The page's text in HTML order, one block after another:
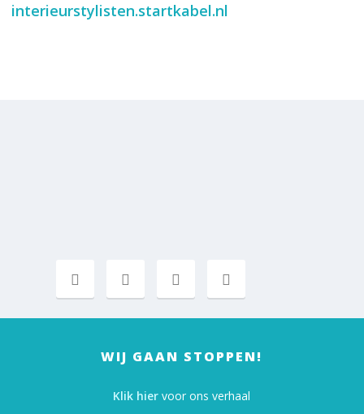
interieurstylisten.startkabel.nl
WIJ GAAN STOPPEN!
Klik hier voor ons verhaal